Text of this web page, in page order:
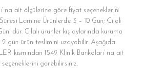
na ait ölçülerine göre fiyat seçeneklerini
Lamine Ürünlerde 3 – 10 Gün; Cilalı
dür. Cilalı ürünler kış aylarında kuruma
2 gün ürün teslimini uzayabilir. Aşağıda
kısmından 1549 Klinik Bankoları’ na ait
görebilirsiniz.